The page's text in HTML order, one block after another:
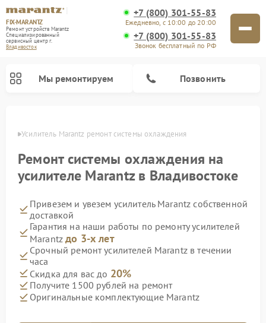
FIX-MARANTZ
Ремонт устройств Marantz
Специализированный
cервисный центр г.
Владивосток
+7 (800) 301-55-83
Ежедневно, с 10:00 до 20:00
+7 (800) 301-55-83
Звонок бесплатный по РФ
Мы ремонтируем Позвонить
Усилитель Marantz ремонт системы охлаждения
Ремонт системы охлаждения на
усилителе Marantz в Владивостоке
Привезем и увезем усилитель Marantz собственной
доставкой
Гарантия на наши работы по ремонту усилителей
Marantzдо 3-х лет
Срочный ремонт усилителей Marantz в течении
часа
Скидка для вас до 20%
Получите 1500 рублей на ремонт
Оригинальные комплектующие Marantz